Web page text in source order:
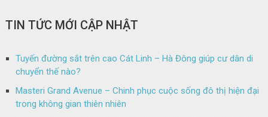
TIN TỨC MỚI CẬP NHẬT
Tuyến đường sắt trên cao Cát Linh – Hà Đông giúp cư dân di
chuyển thế nào?
Masteri Grand Avenue – Chinh phục cuộc sống đô thị hiện đại
trong không gian thiên nhiên